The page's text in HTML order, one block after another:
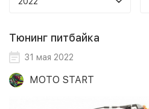
Тюнинг питбайка
31 мая 2022
MOTO START